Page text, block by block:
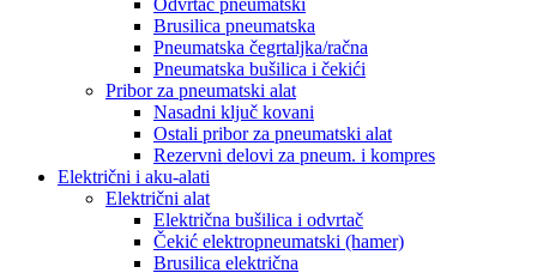
Odvrtač pneumatski
Brusilica pneumatska
Pneumatska čegrtaljka/račna
Pneumatska bušilica i čekići
Pribor za pneumatski alat
Nasadni ključ kovani
Ostali pribor za pneumatski alat
Rezervni delovi za pneum. i kompres
Električni i aku-alati
Električni alat
Električna bušilica i odvrtač
Čekić elektropneumatski (hamer)
Brusilica električna